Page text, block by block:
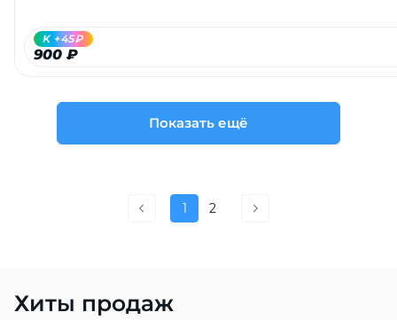
900 ₽
K +45₽
Показать ещё
1 2
Хиты продаж